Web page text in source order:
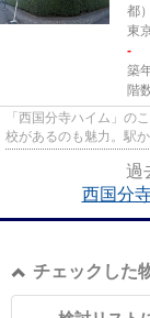
都
東
-
築
階
「西国分寺ハイム」の
校があるのも魅力。駅
過
西国分
チェックした